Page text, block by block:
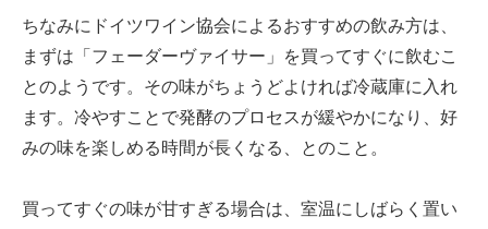
ちなみに ドイツワイン協会によるおすすめの飲み方は、
まずは「フェーダーヴァイサー」を買ってすぐに飲むこ
とのようです。その味がちょうどよければ冷蔵庫に入れ
ます。冷やすことで発酵のプロセスが緩やかになり、好
みの味を楽しめる時間が長くなる、とのこと。
買ってすぐの味が甘すぎる場合は、室温にしばらく置い